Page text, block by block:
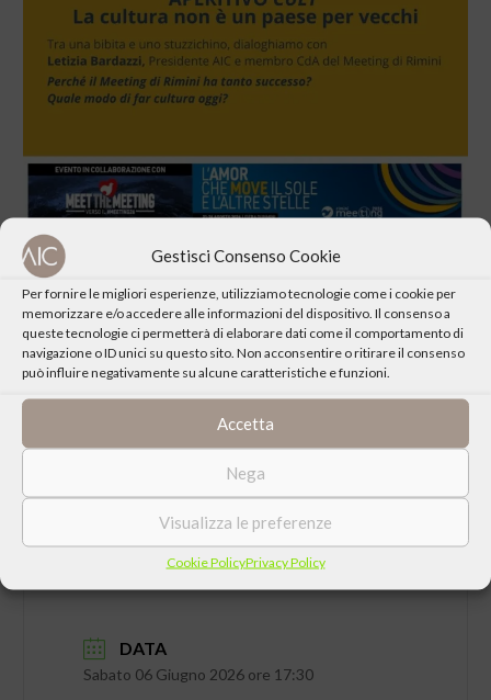
Gestisci Consenso Cookie
Per fornire le migliori esperienze, utilizziamo tecnologie come i cookie per
memorizzare e/o accedere alle informazioni del dispositivo. Il consenso a
queste tecnologie ci permetterà di elaborare dati come il comportamento di
navigazione o ID unici su questo sito. Non acconsentire o ritirare il consenso
può influire negativamente su alcune caratteristiche e funzioni.
Accetta
Nega
Visualizza le preferenze
Cookie PolicyPrivacy Policy
CONDIVIDI QUESTO EVENTO
DATA
Sabato 06 Giugno 2026 ore 17:30